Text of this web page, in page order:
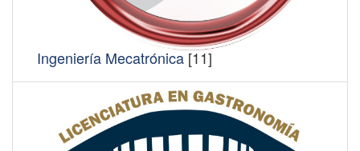
Ingeniería Mecatrónica [11]